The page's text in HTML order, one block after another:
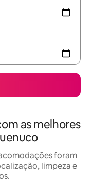
as melhores
foram
limpeza e